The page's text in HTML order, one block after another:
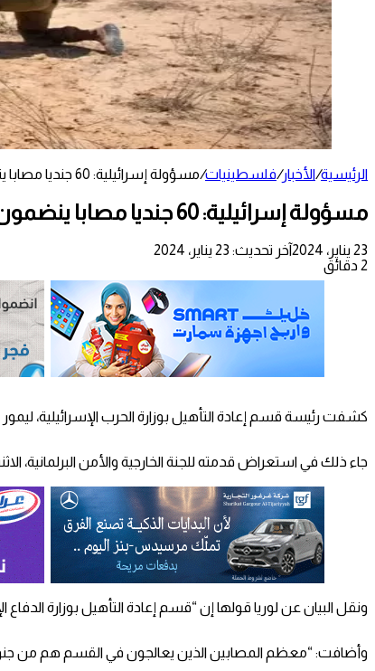
الرئيسية/الأخبار/فلسطينيات/مسؤولة إسرائيلية: 60 جنديا مصابا ينضمون يوميا لإعادة التأهيل
مسؤولة إسرائيلية: 60 جنديا مصابا ينضمون يوميا لإعادة التأهيل
23 يناير، 2024
آخر تحديث: 23 يناير، 2024
2 دقائق
كشفت رئيسة قسم إعادة التأهيل بوزارة الحرب الإسرائيلية، ليمور لوريا، أن 60 جنديا مصابًا يضافون يوميًا إلى القسم للعلاج، وأن عدد المصابين فيه
جاء ذلك في استعراض قدمته للجنة الخارجية والأمن البرلمانية،
ونقل البيان عن لوريا قولها إن “قسم إعادة التأهيل بوزارة الدفاع الإسرائيلية يعالج حاليًا 4544
وأضافت: “معظم المصابين الذين يعالجون في القسم هم من